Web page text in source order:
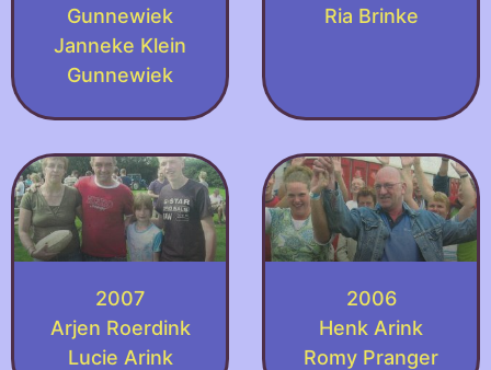
Gunnewiek
Janneke Klein
Gunnewiek
Ria Brinke
2007
Arjen Roerdink
Lucie Arink
2006
Henk Arink
Romy Pranger